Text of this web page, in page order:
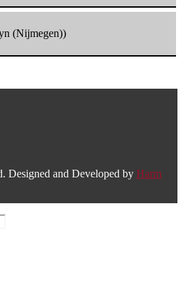
(Nijmegen))
Designed and Developed by Harm